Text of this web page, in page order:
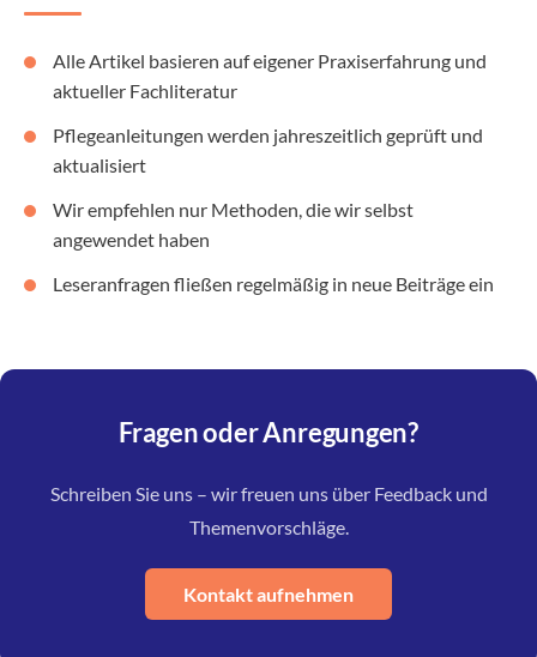
Alle Artikel basieren auf eigener Praxiserfahrung und
aktueller Fachliteratur
Pflegeanleitungen werden jahreszeitlich geprüft und
aktualisiert
Wir empfehlen nur Methoden, die wir selbst
angewendet haben
Leseranfragen fließen regelmäßig in neue Beiträge ein
Fragen oder Anregungen?
Schreiben Sie uns – wir freuen uns über Feedback und
Themenvorschläge.
Kontakt aufnehmen